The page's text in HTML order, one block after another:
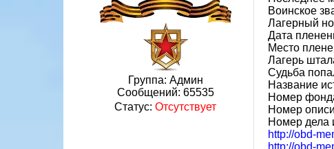
Группа: Админ
Сообщений: 65535
Статус: Отсутствует
Воинское
Лагерный
Дата
Место
Лагерь
Судьба
Название
Номер
Номер
Номер дела
http://obd-
http://obd-